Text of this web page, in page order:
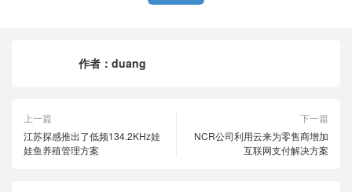
作者： duang
上一篇
江苏探感推出了低频134.2KHz娃
娃鱼养殖管理方案
下一篇
NCR公司利用云来为零售商增加
互联网支付解决方案